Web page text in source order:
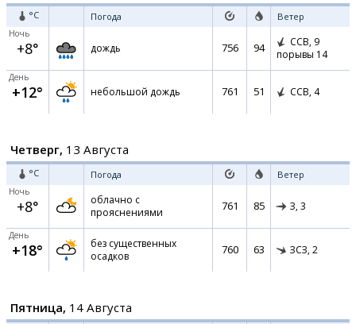
°C Погода Ветер
Ночь
+8° дождь 756 94 ССВ, 9
порывы 14
День
+12° небольшой дождь 761 51 ССВ, 4
Четверг, 13 Августа
°C Погода Ветер
Ночь
+8°
облачно с
прояснениями
761 85 З, 3
День
+18°
без существенных
осадков
760 63 ЗСЗ, 2
Пятница, 14 Августа